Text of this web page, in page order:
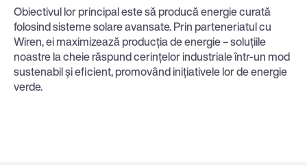
Obiectivul lor principal este să producă energie curată
folosind sisteme solare avansate. Prin parteneriatul cu
Wiren, ei maximizează producția de energie – soluțiile
noastre la cheie răspund cerințelor industriale într-un mod
sustenabil și eficient, promovând inițiativele lor de energie
verde.